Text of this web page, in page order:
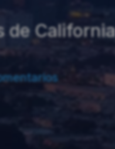
de California